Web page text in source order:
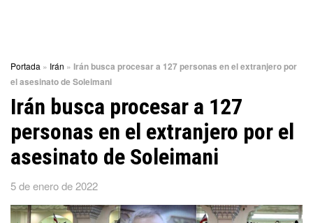
Portada » Irán » Irán busca procesar a 127 personas en el extranjero por
el asesinato de Soleimani
Irán busca procesar a 127
personas en el extranjero por el
asesinato de Soleimani
5 de enero de 2022